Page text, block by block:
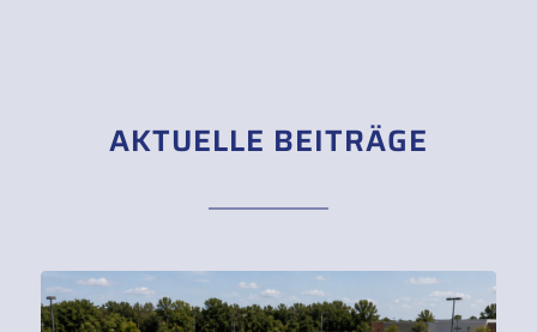
AKTUELLE BEITRÄGE